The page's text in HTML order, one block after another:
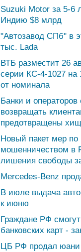
Suzuki Motor за 5-6
Индию $8 млрд
"Автозавод СПб" в
тыс. Lada
ВТБ разместит 26
серии КС-4-1027 на
от номинала
Банки и
возвращать
предотвращены
Новый пакет мер по
мошенничеством в
лишения свободы
Mercedes-Benz
В июле выдача
к июню
Граждане РФ
банковских карт -
ЦБ РФ продал юани